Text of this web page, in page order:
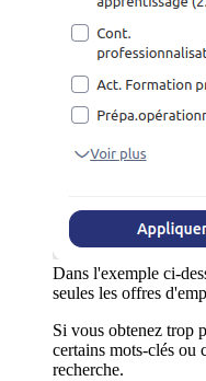
Dans l'exemple ci-
seules les offres
Si vous obtenez trop
certains mots-clés ou
recherche.